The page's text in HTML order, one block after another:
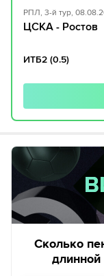
РПЛ, 3-й тур,
ЦСКА - Ростов
ИТБ2 (0.5)
Сколько
длинной